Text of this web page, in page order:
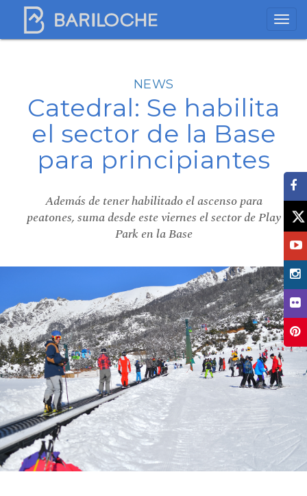
NEWS
Catedral: Se habilita
el sector de la Base
para principiantes
Además de tener habilitado el ascenso para
peatones, suma desde este viernes el sector de Play
Park en la Base